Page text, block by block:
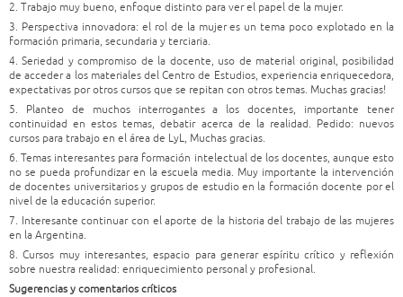
2. Trabajo muy bueno, enfoque distinto para ver el papel de la mujer.
3. Perspectiva innovadora: el rol de la mujer es un tema poco explotado en la
formación primaria, secundaria y terciaria.
4. Seriedad y compromiso de la docente, uso de material original, posibilidad
de acceder a los materiales del Centro de Estudios, experiencia enriquecedora,
expectativas por otros cursos que se repitan con otros temas. Muchas gracias!
5. Planteo de muchos interrogantes a los docentes, importante tener
continuidad en estos temas, debatir acerca de la realidad. Pedido: nuevos
cursos para trabajo en el área de LyL, Muchas gracias.
6. Temas interesantes para formación intelectual de los docentes, aunque esto
no se pueda profundizar en la escuela media. Muy importante la intervención
de docentes universitarios y grupos de estudio en la formación docente por el
nivel de la educación superior.
7. Interesante continuar con el aporte de la historia del trabajo de las mujeres
en la Argentina.
8. Cursos muy interesantes, espacio para generar espíritu crítico y reflexión
sobre nuestra realidad: enriquecimiento personal y profesional.
Sugerencias y comentarios críticos